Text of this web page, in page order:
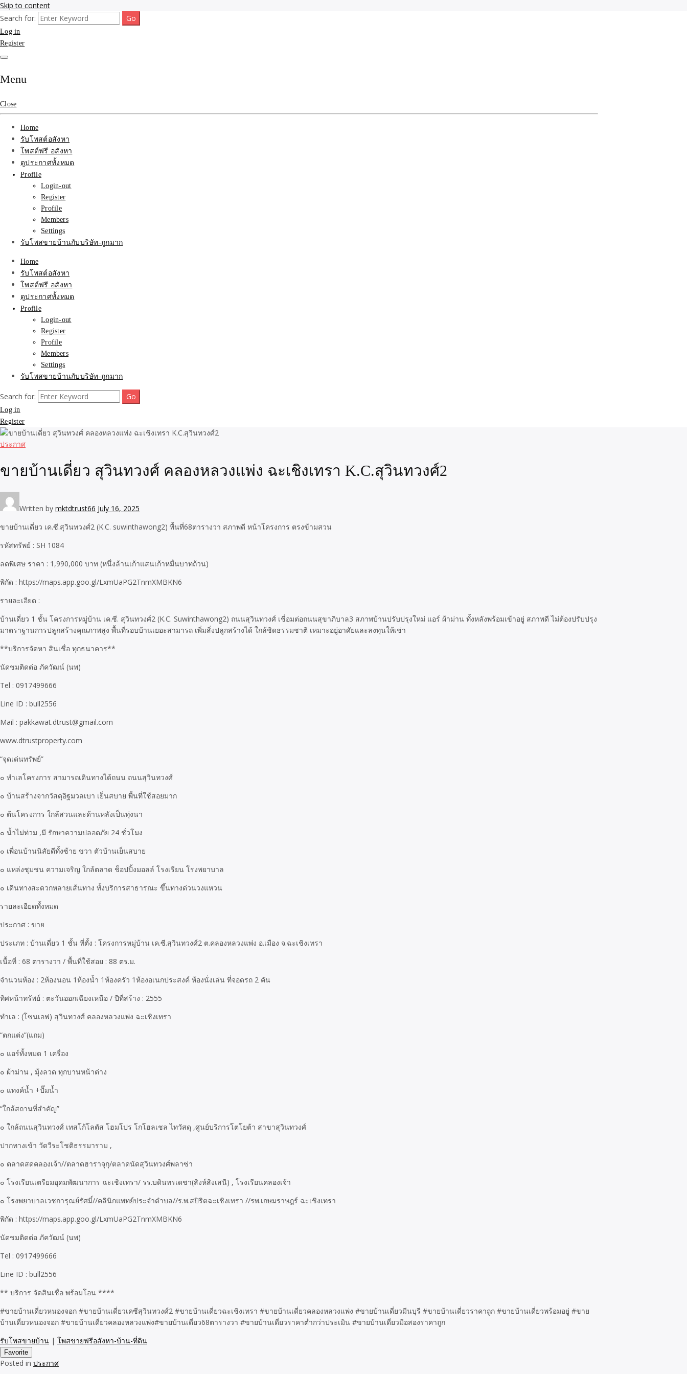
Skip to content
รับจ้างโพสขายบ้าน ที่ดิน ติดAI SEO กับบริษัทใหญ่ รับจ้างทำโฆษณา สินค้า บ้าน
ที่ดิน ราคา ถูกและดีที่สุด บริการ โปรโมท โฆษณารับโพสอสังหา ทีมงาน บริํษัทใหญ่
เว็บขายบ้าน คุณภาพอันดับ1 SEOขายบ้าน
รับจ้างโพสขายบ้าน ที่ดิน ไม่มีค่านายหน้า กับบริษัท SEO-AI เน้นติดหน้าแรก บริการโพสต์ โปรโมท รับจ้างทำโฆษณา ราคาถูก เว็บขายบ้าน รับโพสอสังหา ติดหน้าแรกกูเกิ้ล ทีมงาน บริํษัทใหญ่ รับประกันผลงาน ที่เดียวในเมือง
ไทย ช่วยคุณขายบ้าน อสังหา สินค้าได้จริงๆ ราคาถูกและดี มีอยู่จริง
Search for:
Log in
Register
Menu
Close
Home
รับโพสต์อสังหา
โพสต์ฟรี อสังหา
ดูประกาศทั้งหมด
Profile
Login-out
Register
Profile
Members
Settings
รับโพสขายบ้านกับบริษัท-ถูกมาก
Home
รับโพสต์อสังหา
โพสต์ฟรี อสังหา
ดูประกาศทั้งหมด
Profile
Login-out
Register
Profile
Members
Settings
รับโพสขายบ้านกับบริษัท-ถูกมาก
Search for:
Log in
Register
ประกาศ
ขายบ้านเดี่ยว สุวินทวงศ์ คลองหลวงแพ่ง ฉะเชิงเทรา K.C.สุวินทวงศ์2
Written by mktdtrust66 July 16, 2025
ขายบ้านเดี่ยว เค.ซี.สุวินทวงศ์2 (K.C. suwinthawong2) พื้นที่68ตารางวา สภาพดี หน้าโครงการ ตรงข้ามสวน
รหัสทรัพย์ : SH 1084
ลดพิเศษ ราคา : 1,990,000 บาท (หนึ่งล้านเก้าแสนเก้าหมื่นบาทถ้วน)
พิกัด : https://maps.app.goo.gl/LxmUaPG2TnmXMBKN6
รายละเอียด :
บ้านเดี่ยว 1 ชั้น โครงการหมู่บ้าน เค.ซี. สุวินทวงศ์2 (K.C. Suwinthawong2) ถนนสุวินทวงศ์ เชื่อมต่อถนนสุขาภิบาล3 สภาพบ้านปรับปรุงใหม่ แอร์ ผ้าม่าน ทั้งหลังพร้อมเข้าอยู่ สภาพดี ไม่ต้องปรับปรุง
มาตราฐานการปลูกสร้างคุณภาพสูง พื้นที่รอบบ้านเยอะสามารถ เพิ่มสิ่งปลูกสร้างได้ ใกล้ชิดธรรมชาติ เหมาะอยู่อาศัยและลงทุนให้เช่า
**บริการจัดหา สินเชื่อ ทุกธนาคาร**
นัดชมติดต่อ ภัควัฒน์ (นพ)
Tel : 0917499666
Line ID : bull2556
Mail : pakkawat.dtrust@gmail.com
www.dtrustproperty.com
“จุดเด่นทรัพย์”
๐ ทำเลโครงการ สามารถเดินทางได้ถนน ถนนสุวินทวงศ์
๐ บ้านสร้างจากวัสดุอิฐมวลเบา เย็นสบาย พื้นที่ใช้สอยมาก
๐ ต้นโครงการ ใกล้สวนและด้านหลังเป็นทุ่งนา
๐ น้ำไม่ท่วม ,มี รักษาความปลอดภัย 24 ชั่วโมง
๐ เพื่อนบ้านนิสัยดีทั้งซ้าย ขวา ตัวบ้านเย็นสบาย
๐ แหล่งชุมชน ความเจริญ ใกล้ตลาด ช็อปปิ้งมอลล์ โรงเรียน โรงพยาบาล
๐ เดินทางสะดวกหลายเส้นทาง ทั้งบริการสาธารณะ ขึ้นทางด่วนวงแหวน
รายละเอียดทั้งหมด
ประกาศ : ขาย
ประเภท : บ้านเดี่ยว 1 ชั้น ที่ตั้ง : โครงการหมู่บ้าน เค.ซี.สุวินทวงศ์2 ต.คลองหลวงแพ่ง อ.เมือง จ.ฉะเชิงเทรา
เนื้อที่ : 68 ตารางวา / พื้นที่ใช้สอย : 88 ตร.ม.
จำนวนห้อง : 2ห้องนอน 1ห้องน้ำ 1ห้องครัว 1ห้องอเนกประสงค์ ห้องนั่งเล่น ที่จอดรถ 2 คัน
ทิศหน้าทรัพย์ : ตะวันออกเฉียงเหนือ / ปีที่สร้าง : 2555
ทำเล : (โซนเอฟ) สุวินทวงศ์ คลองหลวงแพ่ง ฉะเชิงเทรา
“ตกแต่ง”(แถม)
๐ แอร์ทั้งหมด 1 เครื่อง
๐ ผ้าม่าน , มุ้งลวด ทุกบานหน้าต่าง
๐ แทงค์น้ำ +ปั๊มน้ำ
“ใกล้สถานที่สำคัญ”
๐ ใกล้ถนนสุวินทวงศ์ เทสโก้โลตัส โฮมโปร โกโฮลเชล ไทวัสดุ ,ศูนย์บริการโตโยต้า สาขาสุวินทวงศ์
ปากทางเข้า วัดวีระโชติธรรมาราม ,
๐ ตลาดสดคลองเจ้า//ตลาดฮาราจุกุ/ตลาดนัดสุวินทวงศ์พลาซ่า
๐ โรงเรียนเตรียมอุดมพัฒนาการ ฉะเชิงเทรา/ รร.บดินทรเดชา(สิงห์สิงเสนี) , โรงเรียนคลองเจ้า
๐ โรงพยาบาลเวชการุณย์รัศมิ์//คลินิกแพทย์ประจำตำบล//ร.พ.สปิริตฉะเชิงเทรา //รพ.เกษมราษฎร์ ฉะเชิงเทรา
พิกัด : https://maps.app.goo.gl/LxmUaPG2TnmXMBKN6
นัดชมติดต่อ ภัควัฒน์ (นพ)
Tel : 0917499666
Line ID : bull2556
** บริการ จัดสินเชื่อ พร้อมโอน ****
#ขายบ้านเดี่ยวหนองจอก #ขายบ้านเดี่ยวเคซีสุวินทวงศ์2 #ขายบ้านเดี่ยวฉะเชิงเทรา #ขายบ้านเดี่ยวคลองหลวงแพ่ง #ขายบ้านเดี่ยวมีนบุรี #ขายบ้านเดี่ยวราคาถูก #ขายบ้านเดี่ยวพร้อมอยู่ #ขาย
บ้านเดี่ยวหนองจอก #ขายบ้านเดี่ยวคลองหลวงแพ่ง#ขายบ้านเดี่ยว68ตารางวา #ขายบ้านเดี่ยวราคาต่ำกว่าประเมิน #ขายบ้านเดี่ยวมือสองราคาถูก
รับโพสขายบ้าน | โพสขายฟรีอสังหา-บ้าน-ที่ดิน
Favorite
Posted in ประกาศ